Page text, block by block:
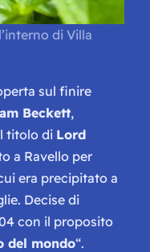
di Villa
sul finire
Beckett,
titolo di Lord
a Ravello per
era precipitato a
Decise di
con il proposito
del mondo“.